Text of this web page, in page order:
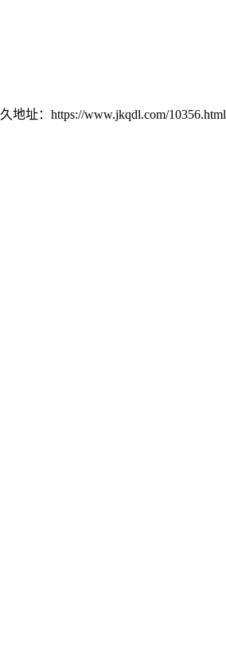
址：https://www.jkqdl.com/10356.html